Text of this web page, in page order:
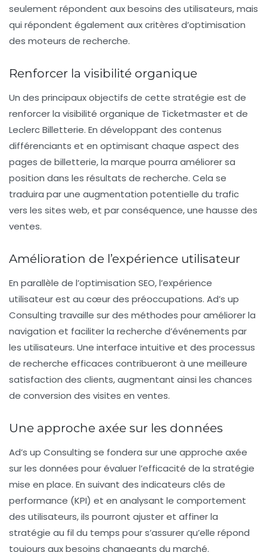
seulement répondent aux besoins des utilisateurs, mais
qui répondent également aux critères d’optimisation
des moteurs de recherche.
Renforcer la visibilité organique
Un des principaux objectifs de cette stratégie est de
renforcer la visibilité organique de Ticketmaster et de
Leclerc Billetterie. En développant des contenus
différenciants et en optimisant chaque aspect des
pages de billetterie, la marque pourra améliorer sa
position dans les résultats de recherche. Cela se
traduira par une augmentation potentielle du trafic
vers les sites web, et par conséquence, une hausse des
ventes.
Amélioration de l’expérience utilisateur
En parallèle de l’optimisation SEO, l’expérience
utilisateur est au cœur des préoccupations. Ad’s up
Consulting travaille sur des méthodes pour améliorer la
navigation et faciliter la recherche d’événements par
les utilisateurs. Une interface intuitive et des processus
de recherche efficaces contribueront à une meilleure
satisfaction des clients, augmentant ainsi les chances
de conversion des visites en ventes.
Une approche axée sur les données
Ad’s up Consulting se fondera sur une approche axée
sur les données pour évaluer l’efficacité de la stratégie
mise en place. En suivant des indicateurs clés de
performance (KPI) et en analysant le comportement
des utilisateurs, ils pourront ajuster et affiner la
stratégie au fil du temps pour s’assurer qu’elle répond
toujours aux besoins changeants du marché.